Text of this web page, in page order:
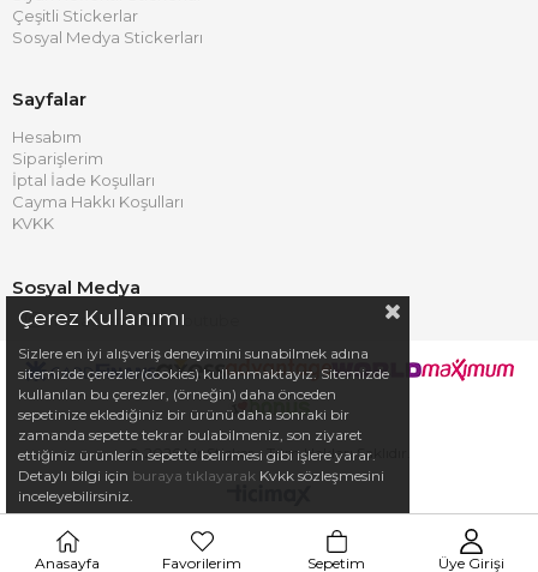
Çeşitli Stickerlar
Sosyal Medya Stickerları
Sayfalar
Hesabım
Siparişlerim
İptal İade Koşulları
Cayma Hakkı Koşulları
KVKK
Sosyal Medya
Instagram Youtube
© 2026 Mr.Sticker - Tüm Hakları Saklıdır.
Çerez Kullanımı
Sizlere en iyi alışveriş deneyimini sunabilmek adına
sitemizde çerezler(cookies) kullanmaktayız. Sitemizde
kullanılan bu çerezler, (örneğin) daha önceden
sepetinize eklediğiniz bir ürünü daha sonraki bir
zamanda sepette tekrar bulabilmeniz, son ziyaret
ettiğiniz ürünlerin sepette belirmesi gibi işlere yarar.
Detaylı bilgi için buraya tıklayarak Kvkk sözleşmesini
inceleyebilirsiniz.
Anasayfa Favorilerim Sepetim Üye Girişi